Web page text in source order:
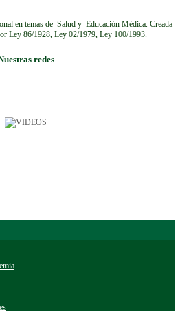
en temas de Salud y Educación Médica. Creada
Ley 86/1928, Ley 02/1979, Ley 100/1993.
redes